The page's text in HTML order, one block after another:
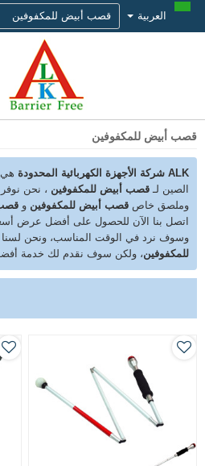
العربية
قصب أبيض للمكفوفين
ALK شركة الأجهزة الكهربائية المحدودة
هي
الصين لـ قصب أبيض للمكفوفين ، نحن
وملصق خاص قصب أبيض للمكفوفين و
اتصل بنا الآن للحصول على أفضل عرض
وسوف نرد في الوقت المناسب، ونحن لسنا
للمكفوفين، ولكن سوف نقدم لك خدمة